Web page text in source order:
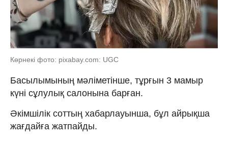
Көрнекі фото: pixabay.com: UGC
Басылымының мәліметінше, тұрғын 3 мамыр
күні сұлулық салонына барған.
Әкімшілік соттың хабарлауынша, бұл айрықша
жағдайға жатпайды.